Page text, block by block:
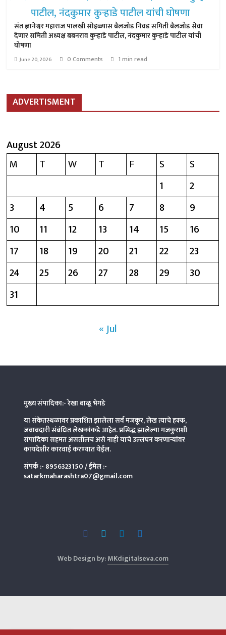
संत ज्ञानेश्वर महाराज पालखी सोहळ्यास बैलजोड निवड समिती बैलजोड सेवा
देणार समिती अध्यक्ष बबनराव कुऱ्हाडे पाटील, नंदकुमार कुऱ्हाडे पाटील यांची
घोषणा
June 20, 2026 0 Comments 1 min read
ADVERTISMENT
August 2026
M
T W T F S
S
1
2
3
4 5 6 7 8
9
10
11 12 13 14 15
16
17
18 19 20 21 22
23
24
25 26 27 28 29
30
31
« Jul
मुख्य संपादिका:- रेखा बाळू भेगडे
या संकेतस्थळावर प्रकाशित झालेला सर्व मजकूर, लेख त्याचे हक्क,
जबाबदारी संबंधित लेखकांकडे आहेत. प्रसिद्ध झालेल्या मजकुराशी
संपादिकासहमत असतीलच असे नाही याचे उल्लंघन करणाऱ्यांवर
कायदेशीर कारवाई करण्यात येईल.
संपर्क :- 8956323150/ ईमेल :-
satarkmaharashtra07@gmail.com
Web Design by:MKdigitalseva.com